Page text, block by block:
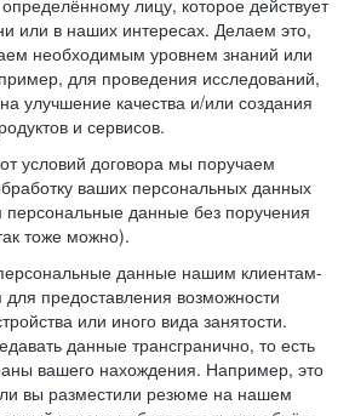
лицу, которое действует
или в наших интересах. Делаем это,
необходимым уровнем знаний или
для проведения исследований,
улучшение качества и/или создания
и сервисов.
условий договора мы поручаем
ваших персональных данных
данные без поручения
тоже можно).
данные нашим клиентам-
предоставления возможности
или иного вида занятости.
данные трансгранично, то есть
вашего нахождения. Например, это
вы разместили резюме на нашем